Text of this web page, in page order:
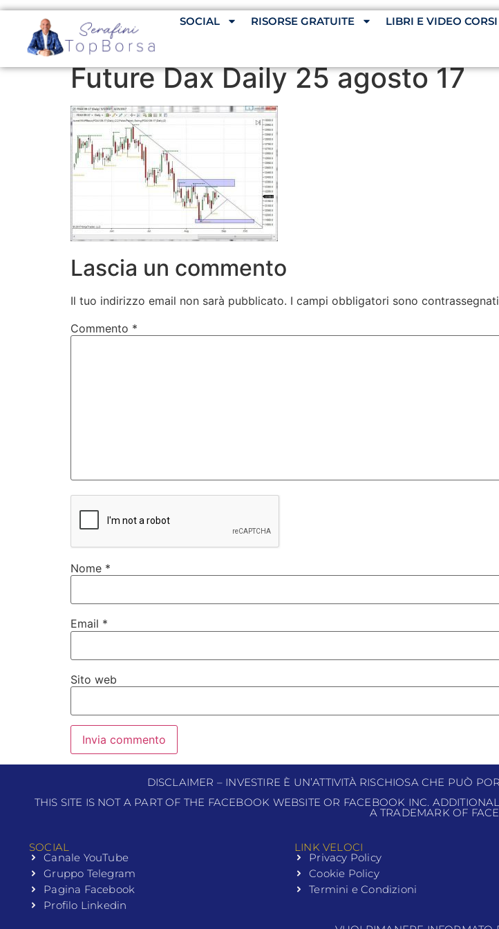
SOCIAL RISORSE GRATUITE LIBRI E VIDEO CORSI
Future Dax Daily 25 agosto 17
Lascia un commento
Il tuo indirizzo email non sarà pubblicato. I campi obbligatori sono contrassegnati
Commento *
Nome *
Email *
Sito web
DISCLAIMER – INVESTIRE È UN’ATTIVITÀ RISCHIOSA CHE PUÒ
THIS SITE IS NOT A PART OF THE FACEBOOK WEBSITE OR FACEBOOK INC.
A TRADEMARK OF
SOCIAL
Canale YouTube
Gruppo Telegram
Pagina Facebook
Profilo Linkedin
LINK VELOCI
Privacy Policy
Cookie Policy
Termini e Condizioni